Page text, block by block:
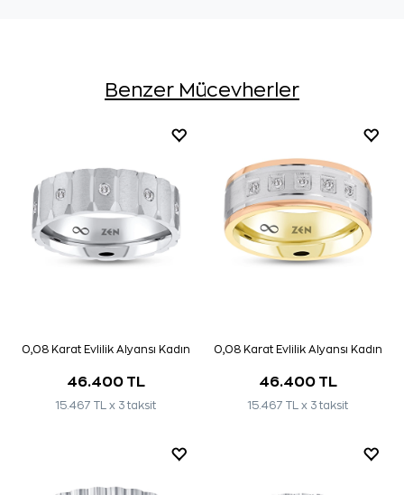
Benzer Mücevherler
0,08 Karat Evlilik Alyansı Kadın
46.400 TL
15.467 TL x 3 taksit
0,08 Karat Evlilik Alyansı Kadın
46.400 TL
15.467 TL x 3 taksit